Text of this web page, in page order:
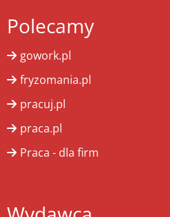
Polecamy
gowork.pl
fryzomania.pl
pracuj.pl
praca.pl
Praca - dla firm